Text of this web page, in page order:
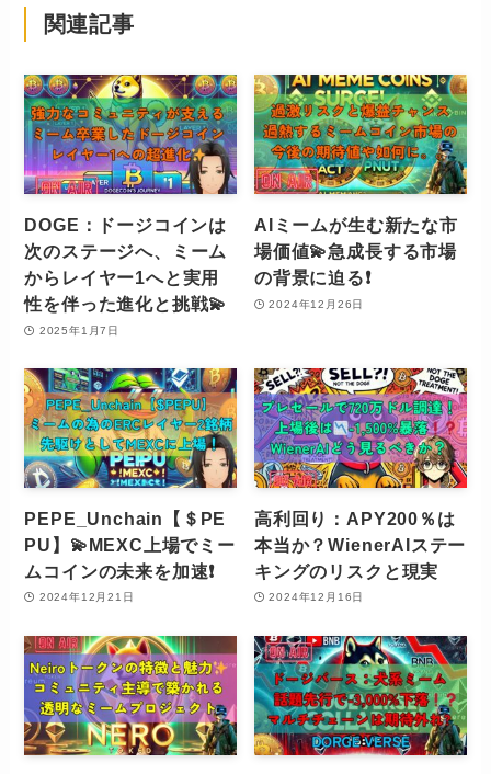
関連記事
DOGE：ドージコインは
次のステージへ、ミーム
からレイヤー1へと実用
性を伴った進化と挑戦💫
2025年1月7日
AIミームが生む新たな市
場価値💫急成長する市場
の背景に迫る❗️
2024年12月26日
PEPE_Unchain【＄PE
PU】💫MEXC上場でミー
ムコインの未来を加速❗️
2024年12月21日
高利回り：APY200％は
本当か？WienerAIステー
キングのリスクと現実
2024年12月16日